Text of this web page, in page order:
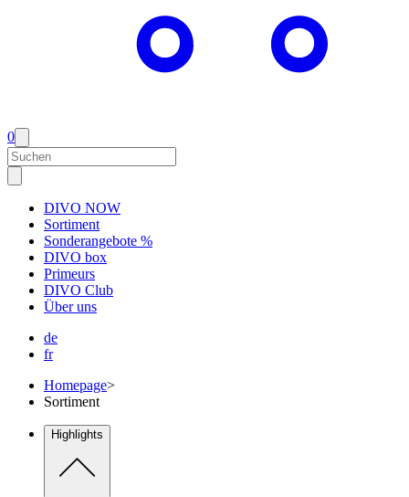
0
DIVO NOW
Sortiment
Sonderangebote %
DIVO box
Primeurs
DIVO Club
Über uns
de
fr
Homepage>
Sortiment
Highlights